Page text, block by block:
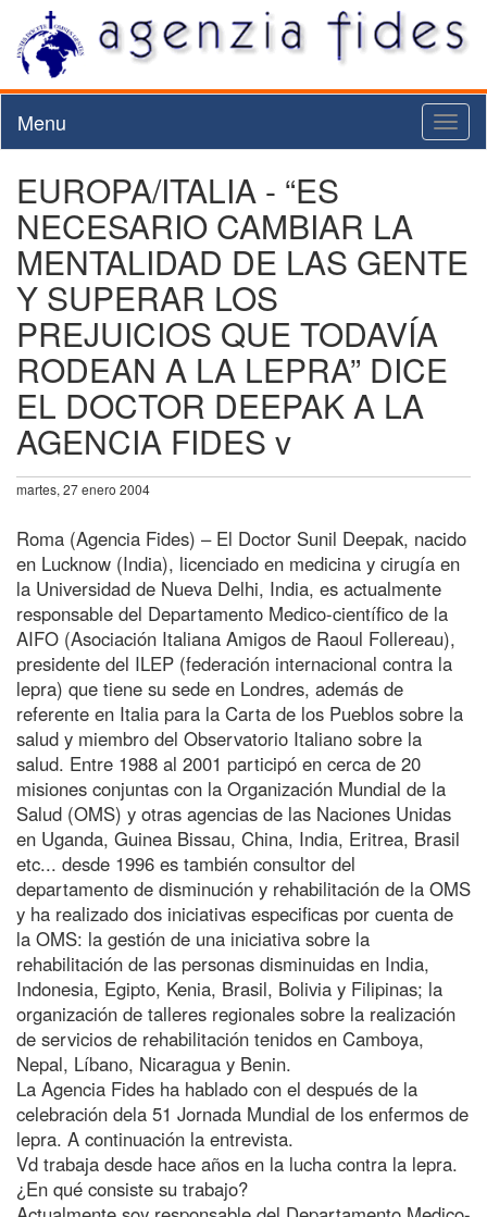
Menu
EUROPA/ITALIA - “ES
NECESARIO CAMBIAR LA
MENTALIDAD DE LAS GENTE
Y SUPERAR LOS
PREJUICIOS QUE TODAVÍA
RODEAN A LA LEPRA” DICE
EL DOCTOR DEEPAK A LA
AGENCIA FIDES v
martes, 27 enero 2004
Roma (Agencia Fides) – El Doctor Sunil Deepak, nacido
en Lucknow (India), licenciado en medicina y cirugía en
la Universidad de Nueva Delhi, India, es actualmente
responsable del Departamento Medico-científico de la
AIFO (Asociación Italiana Amigos de Raoul Follereau),
presidente del ILEP (federación internacional contra la
lepra) que tiene su sede en Londres, además de
referente en Italia para la Carta de los Pueblos sobre la
salud y miembro del Observatorio Italiano sobre la
salud. Entre 1988 al 2001 participó en cerca de 20
misiones conjuntas con la Organización Mundial de la
Salud (OMS) y otras agencias de las Naciones Unidas
en Uganda, Guinea Bissau, China, India, Eritrea, Brasil
etc... desde 1996 es también consultor del
departamento de disminución y rehabilitación de la OMS
y ha realizado dos iniciativas especificas por cuenta de
la OMS: la gestión de una iniciativa sobre la
rehabilitación de las personas disminuidas en India,
Indonesia, Egipto, Kenia, Brasil, Bolivia y Filipinas; la
organización de talleres regionales sobre la realización
de servicios de rehabilitación tenidos en Camboya,
Nepal, Líbano, Nicaragua y Benin.
La Agencia Fides ha hablado con el después de la
celebración dela 51 Jornada Mundial de los enfermos de
lepra. A continuación la entrevista.
Vd trabaja desde hace años en la lucha contra la lepra.
¿En qué consiste su trabajo?